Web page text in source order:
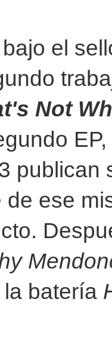
el
Not
publican
de ese
batería